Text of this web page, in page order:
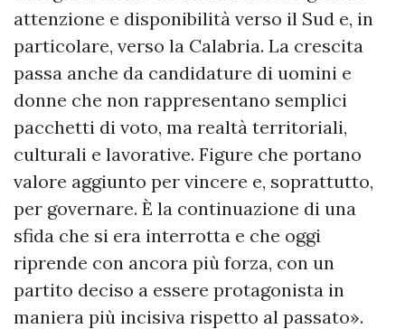
attenzione e disponibilità verso il Sud e, in
particolare, verso la Calabria. La crescita
passa anche da candidature di uomini e
donne che non rappresentano semplici
pacchetti di voto, ma realtà territoriali,
culturali e lavorative. Figure che portano
valore aggiunto per vincere e, soprattutto,
per governare. È la continuazione di una
sfida che si era interrotta e che oggi
riprende con ancora più forza, con un
partito deciso a essere protagonista in
maniera più incisiva rispetto al passato».